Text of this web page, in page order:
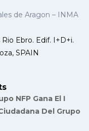
de Aragon – INMA
Ebro. Edif. I+D+i.
SPAIN
NFP Gana El I
Del Grupo